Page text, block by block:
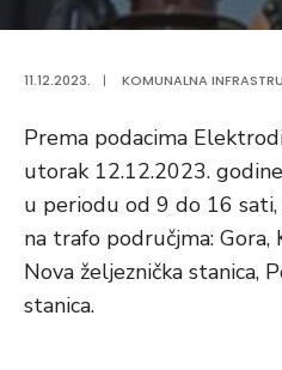
11.12.2023. | KOMUNALNA
Prema podacima
utorak 12.12.2023.
u periodu od 9 do 16
na trafo područjma: Gora,
Nova željeznička stanica,
stanica.